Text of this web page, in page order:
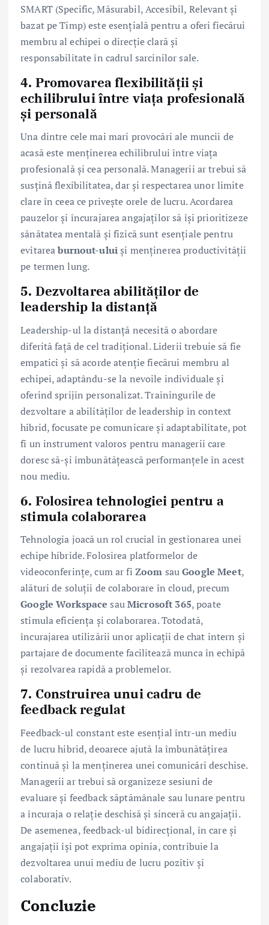
SMART (Specific, Măsurabil, Accesibil, Relevant și
bazat pe Timp) este esențială pentru a oferi fiecărui
membru al echipei o direcție clară și
responsabilitate în cadrul sarcinilor sale.
4. Promovarea flexibilității și
echilibrului între viața profesională
și personală
Una dintre cele mai mari provocări ale muncii de
acasă este menținerea echilibrului între viața
profesională și cea personală. Managerii ar trebui să
susțină flexibilitatea, dar și respectarea unor limite
clare în ceea ce privește orele de lucru. Acordarea
pauzelor și încurajarea angajaților să își prioritizeze
sănătatea mentală și fizică sunt esențiale pentru
evitareaburnout-uluiși menținerea productivității
pe termen lung.
5. Dezvoltarea abilităților de
leadership la distanță
Leadership-ul la distanță necesită o abordare
diferită față de cel tradițional. Liderii trebuie să fie
empatici și să acorde atenție fiecărui membru al
echipei, adaptându-se la nevoile individuale și
oferind sprijin personalizat. Trainingurile de
dezvoltare a abilităților de leadership în context
hibrid, focusate pe comunicare și adaptabilitate, pot
fi un instrument valoros pentru managerii care
doresc să-și îmbunătățească performanțele în acest
nou mediu.
6. Folosirea tehnologiei pentru a
stimula colaborarea
Tehnologia joacă un rol crucial în gestionarea unei
echipe hibride. Folosirea platformelor de
videoconferințe, cum ar fi Zoom sauGoogle Meet,
alături de soluții de colaborare în cloud, precum
Google Workspace sauMicrosoft 365, poate
stimula eficiența și colaborarea. Totodată,
încurajarea utilizării unor aplicații de chat intern și
partajare de documente facilitează munca în echipă
și rezolvarea rapidă a problemelor.
7. Construirea unui cadru de
feedback regulat
Feedback-ul constant este esențial într-un mediu
de lucru hibrid, deoarece ajută la îmbunătățirea
continuă și la menținerea unei comunicări deschise.
Managerii ar trebui să organizeze sesiuni de
evaluare și feedback săptămânale sau lunare pentru
a încuraja o relație deschisă și sinceră cu angajații.
De asemenea, feedback-ul bidirecțional, în care și
angajații își pot exprima opinia, contribuie la
dezvoltarea unui mediu de lucru pozitiv și
colaborativ.
Concluzie